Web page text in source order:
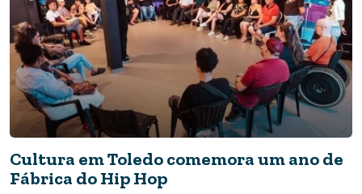
Cultura em Toledo comemora um ano de
Fábrica do Hip Hop